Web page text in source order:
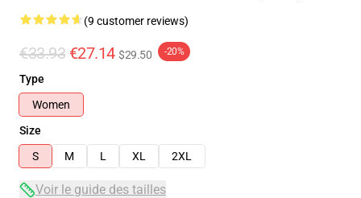
(9 customer reviews)
€33.93 €27.14 $29.50 -20%
Type
Women
Size
S
M L XL 2XL
Voir le guide des tailles